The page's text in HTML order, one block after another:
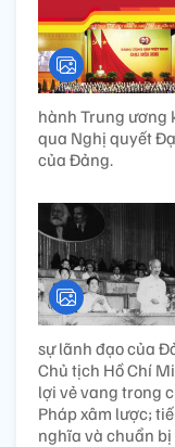
hành Trung ương
qua Nghị quyết
của Đảng.
sự lãnh đạo của
Chủ tịch Hồ Chí
lợi vẻ vang trong
Pháp xâm lược;
nghĩa và chuẩn